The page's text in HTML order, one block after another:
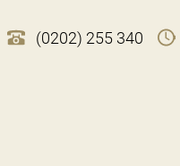
(0202) 255 340